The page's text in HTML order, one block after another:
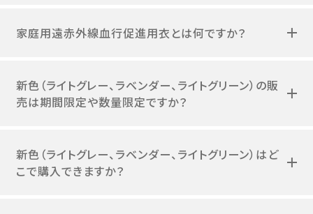
家庭用遠赤外線血行促進用衣とは何ですか？
新色（ライトグレー、ラベンダー、ライトグリーン）の販
売は期間限定や数量限定ですか？
新色（ライトグレー、ラベンダー、ライトグリーン）はど
こで購入できますか？